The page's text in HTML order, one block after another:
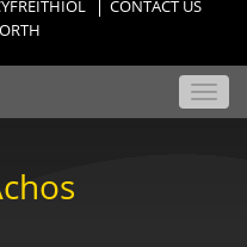
CONTACT US